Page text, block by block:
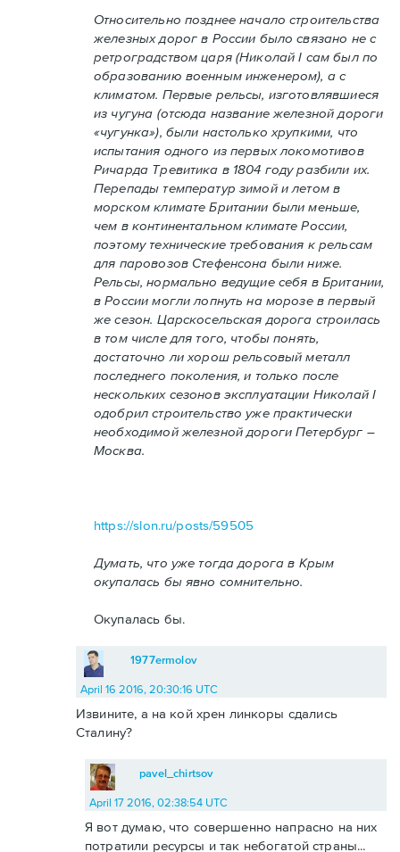
Относительно позднее начало строительства
железных дорог в России было связано не с
ретроградством царя (Николай I сам был по
образованию военным инженером), а с
климатом. Первые рельсы, изготовлявшиеся
из чугуна (отсюда название железной дороги
«чугунка»), были настолько хрупкими, что
испытания одного из первых локомотивов
Ричарда Тревитика в 1804 году разбили их.
Перепады температур зимой и летом в
морском климате Британии были меньше,
чем в континентальном климате России,
поэтому технические требования к рельсам
для паровозов Стефенсона были ниже.
Рельсы, нормально ведущие себя в Британии,
в России могли лопнуть на морозе в первый
же сезон. Царскосельская дорога строилась
в том числе для того, чтобы понять,
достаточно ли хорош рельсовый металл
последнего поколения, и только после
нескольких сезонов эксплуатации Николай I
одобрил строительство уже практически
необходимой железной дороги Петербург –
Москва.
https://slon.ru/posts/59505
Думать, что уже тогда дорога в Крым
окупалась бы явно сомнительно.
Окупалась бы.
1977ermolov
April 16 2016, 20:30:16 UTC
Извините, а на кой хрен линкоры сдались
Сталину?
pavel_chirtsov
April 17 2016, 02:38:54 UTC
Я вот думаю, что совершенно напрасно на них
потратили ресурсы и так небогатой страны...